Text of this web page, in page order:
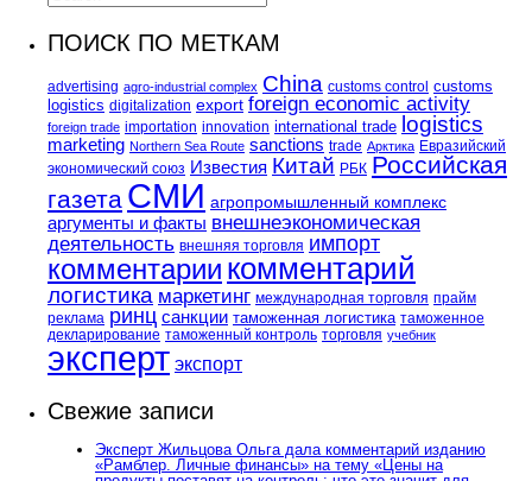
ПОИСК ПО МЕТКАМ
advertising agro-industrial complex China customs control customs
logistics digitalization export foreign economic activity
foreign trade importation innovation international trade logistics
marketing Northern Sea Route sanctions trade Арктика Евразийский
экономический союз Известия Китай РБК Российская
газета СМИ агропромышленный комплекс
аргументы и факты внешнеэкономическая
деятельность внешняя торговля импорт
комментарии комментарий
логистика маркетинг международная торговля прайм
реклама ринц санкции таможенная логистика таможенное
декларирование таможенный контроль торговля учебник
эксперт экспорт
Свежие записи
Эксперт Жильцова Ольга дала комментарий изданию
«Рамблер. Личные финансы» на тему «Цены на